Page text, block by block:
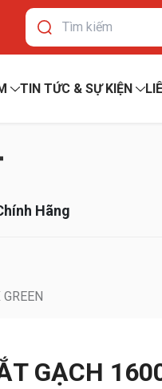
TIN TỨC & SỰ KIỆN
Hãng
GẠCH